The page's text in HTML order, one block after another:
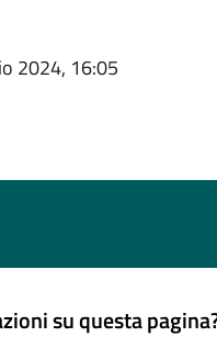
2024, 16:05
su questa